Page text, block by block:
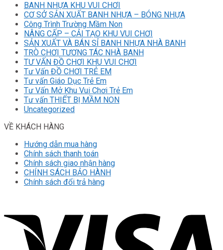
BANH NHỰA KHU VUI CHƠI
CƠ SỞ SẢN XUẤT BANH NHỰA – BÓNG NHỰA
Công Trình Trường Mầm Non
NÂNG CẤP – CẢI TẠO KHU VUI CHƠI
SẢN XUẤT VÀ BÁN SỈ BANH NHỰA NHÀ BANH
TRÒ CHƠI TƯƠNG TÁC NHÀ BANH
TƯ VẤN ĐỒ CHƠI KHU VUI CHƠI
Tư Vấn ĐỒ CHƠI TRẺ EM
Tư vấn Giáo Dục Trẻ Em
Tư Vấn Mở Khu Vui Chơi Trẻ Em
Tư vấn THIẾT BỊ MẦM NON
Uncategorized
VỀ KHÁCH HÀNG
Hướng dẫn mua hàng
Chính sách thanh toán
Chính sách giao nhận hàng
CHÍNH SÁCH BẢO HÀNH
Chính sách đổi trả hàng